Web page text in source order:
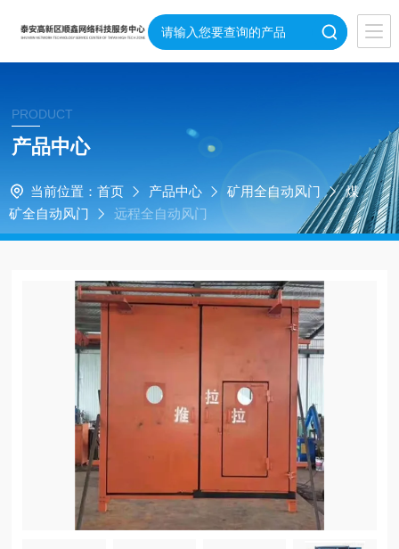
PRODUCT
产品中心
当前位置： 首页 产品中心 矿用全自动风门
煤
矿全自动风门
远程全自动风门